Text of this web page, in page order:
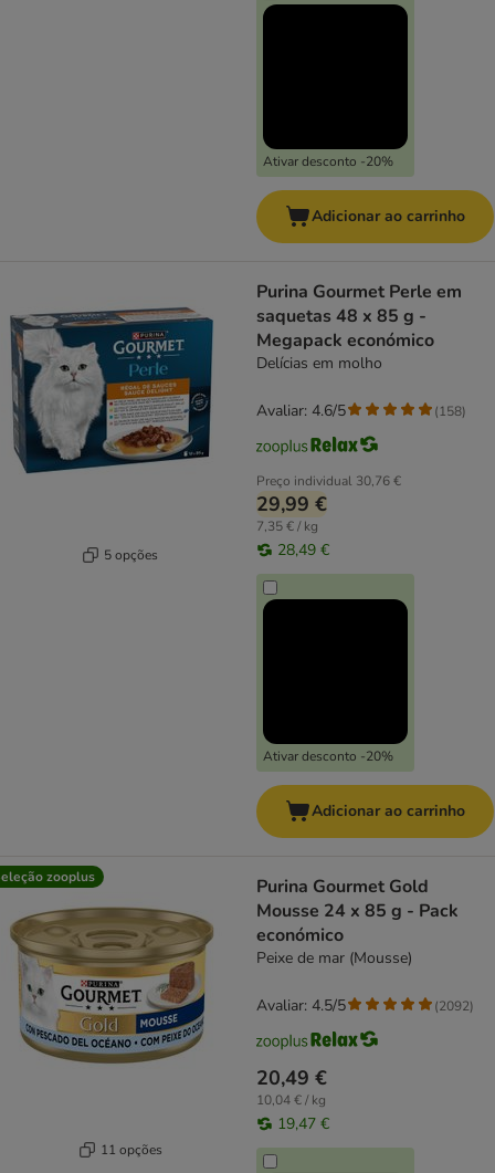
Ativar desconto -20%
Adicionar ao carrinho
5 opções
Purina Gourmet Perle em
saquetas 48 x 85 g -
Megapack económico
Delícias em molho
Preço individual 30,76 €
29,99 €
7,35 € / kg
28,49 €
Ativar desconto -20%
Avaliar: 4.6/5 (158)
Adicionar ao carrinho
zooplus
11 opções
Purina Gourmet Gold
Mousse 24 x 85 g - Pack
económico
Peixe de mar (Mousse)
20,49 €
10,04 € / kg
19,47 €
Avaliar: 4.5/5 (2092)